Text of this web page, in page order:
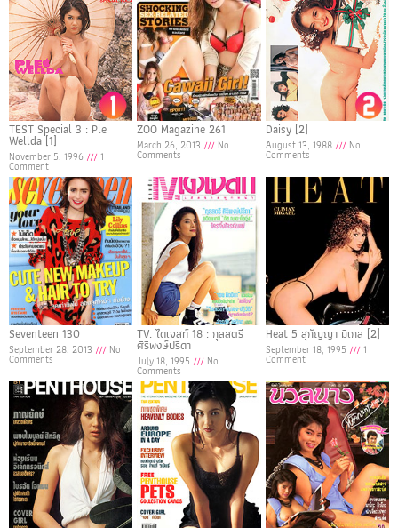
TEST Special 3 : Ple
Wellda [1]
November 5, 1996 1
Comment
ZOO Magazine 261
March 26, 2013 No
Comments
Daisy [2]
August 13, 1988 No
Comments
Seventeen 130
September 28, 2013 No
Comments
TV. ไดเจสท์ 18 : กุลสตรี
ศิริพงษ์ปรีดา
July 18, 1995 No
Comments
Heat 5 สุกัญญา มิเกล [2]
September 18, 1995 1
Comment